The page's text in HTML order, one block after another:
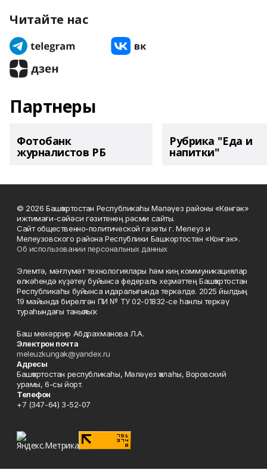
Читайте нас
Партнеры
Фотобанк
журналистов РБ
Рубрика "Еда и
напитки"
© 2026 Башҡортостан Республикаһы Мәләүез районы «Көнгәк»
ижтимағи-сәйәси гәзитенең рәсми сайты.
Сайт общественно-политической газеты г. Мелеуз и
Мелеузовского района Республики Башкортостан «Конгэк».
Об использовании персональных данных
Элемтә, мәғлүмәт технологиялары һәм киң коммуникациялар
өлкәһендә күҙәтеү буйынса федераль хеҙмәттең Башҡортостан
Республикаһы буйынса идаралығында теркәлде. 2025 йылдың
19 майында бирелгән ПИ № ТУ 02-01832-се һанлы теркәү
тураһындағы таныҡлыҡ.
Баш мөхәррир Абдрахманова Л.А.
Электрон почта
meleuzkungak@yandex.ru
Адресы
Башҡортостан республикаһы, Мәләүез ҡалаһы, Воровский
урамы, 6-сы йорт.
Телефон
+7 (347-64) 3-52-07